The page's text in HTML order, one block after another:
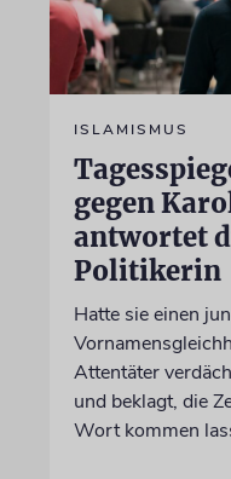
ISLAMISMUS
gegen
antwortet
Politikerin
Hatte sie einen
Attentäter
und beklagt, die
Wort kommen